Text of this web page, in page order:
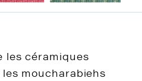
les céramiques
moucharabiehs